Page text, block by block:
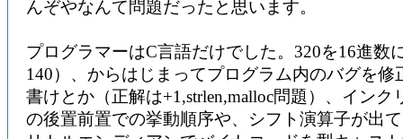
んぞやなんて問題だったと思います。
プログラマーはC言語だけでした。320を16進数
140）、からはじまってプログラム内のバグを修
書けとか（正解は+1,strlen,malloc問題）、インク
の後置前置での挙動順序や、シフト演算子が出